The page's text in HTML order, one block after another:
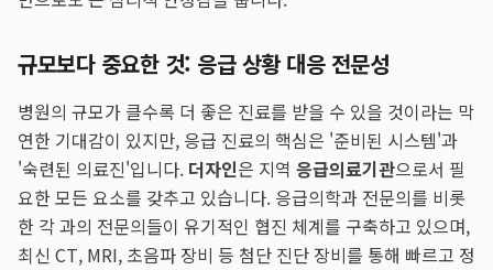
규모보다 중요한 것: 응급 상황 대응 전문성
병원의 규모가 클수록 더 좋은 진료를 받을 수 있을 것이라는 막
연한 기대감이 있지만, 응급 진료의 핵심은 '준비된 시스템'과
'숙련된 의료진'입니다. 더자인은 지역 응급의료기관으로서 필
요한 모든 요소를 갖추고 있습니다. 응급의학과 전문의를 비롯
한 각 과의 전문의들이 유기적인 협진 체계를 구축하고 있으며,
최신 CT, MRI, 초음파 장비 등 첨단 진단 장비를 통해 빠르고 정